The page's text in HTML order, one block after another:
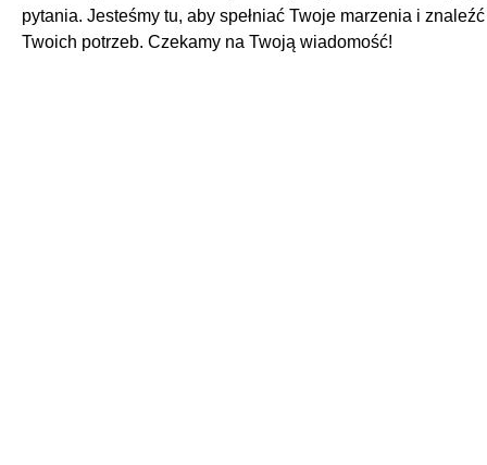
pytania. Jesteśmy tu, aby spełniać Twoje marzenia i
Twoich potrzeb. Czekamy na Twoją wiadomość!